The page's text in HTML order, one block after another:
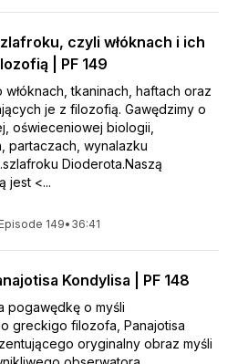
czyli włóknach i ich
| PF 149
włóknach, tkaninach, haftach oraz
je z filozofią. Gawędzimy o
oświeceniowej biologii,
partaczach, wynalazku
Dioderota.Naszą
jest <...
Episode 149• 36:41
Kondylisa | PF 148
pogawędkę o myśli
greckigo filozofa, Panajotisa
oryginalny obraz myśli